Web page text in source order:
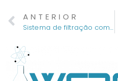
ANTERIOR
Sistema de filtração completo com frasco de 2 Litros